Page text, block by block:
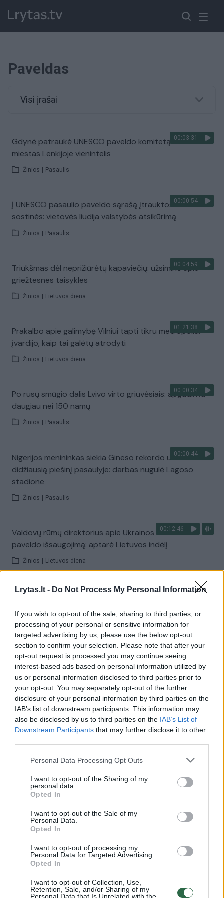
Lrytas.lt - Do Not Process My Personal Information
If you wish to opt-out of the sale, sharing to third parties, or
processing of your personal or sensitive information for
targeted advertising by us, please use the below opt-out
section to confirm your selection. Please note that after your
opt-out request is processed you may continue seeing
interest-based ads based on personal information utilized by
us or personal information disclosed to third parties prior to
your opt-out. You may separately opt-out of the further
disclosure of your personal information by third parties on the
IAB’s list of downstream participants. This information may
also be disclosed by us to third parties on the IAB’s List of
Downstream Participants that may further disclose it to other
Personal Data Processing Opt Outs
I want to opt-out of the Sharing of my
personal data.
Opted In
I want to opt-out of the Sale of my
Personal Data.
Opted In
I want to opt-out of processing my
Personal Data for Targeted Advertising.
Opted In
I want to opt-out of Collection, Use,
Retention, Sale, and/or Sharing of my
Paveldas
Visi įrašai
00:03:31
Gdynė patraukė UNESCO paveldo komitetą: toks
miestas Lenkijoje vienintelis
Žinios Pasaulis
00:00:54
Į UNESCO pasaulio paveldo sąrašą įtrauktos net dvi
sostinės: vietovės liudija valstybės atsikūrimą
Žinios Pasaulis
00:04:59
Triukšmas dėl neprižiūrėtų kapaviečių: užsiminė apie
griežtesnes taisykles
Žinios Lietuvos diena
01:21:38
Prakalbo apie galimybę Vilniui tapti tikru metropoliu:
įvardijo, kaip tai galėtų atrodyti
Žinios Lietuvos diena
00:00:34
Po rusų smūgio dalis Lvivo virto griuvėsiais: apgadinta
daugiau nei 150 namų
Žinios Pasaulis
00:00:44
Nigerijos menininkas siekia Gineso rekordo už
didžiausią piešinį pasaulyje: darbas nugulė Lagoso
stadione
Žinios Pasaulis
00:12:46
Valdovų rūmų direktorius apie Ukrainos kultūros
paveldo išsaugojimą: aptarė Lietuvos indėlį
Žinios Lietuvos diena
00:01:18
Lietuvos muziejai vienija jėgas: rinks lėšas rusų
Žinios | Lietuvos diena
00:03:30
Istorines rekonstrukcijas rengiantis klubas vienija
entuziastus: tikslas – puoselėti karybos atmintį
Žinios | Lietuvos diena
00:02:37
Kėdainiuose turistus masina restauruotos sinagogos:
žavi legendomis ir išskirtine istorija
00:00:58
Kruiziniams laivams uždrausta įplaukti į Veneciją:
siekiama apsaugoti ekosistemą ir istorinį paveldą
Žinios | Pasaulis
UNESCO pasaulio paveldo sąrašą papildė seniausias
pasaulyje mumifikacijos metodas